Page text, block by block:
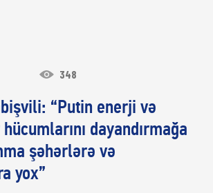
348
“Putin enerji və
dayandırmağa
şəhərlərə və
yox”